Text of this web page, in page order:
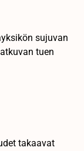
sujuvan
tuen
takaavat